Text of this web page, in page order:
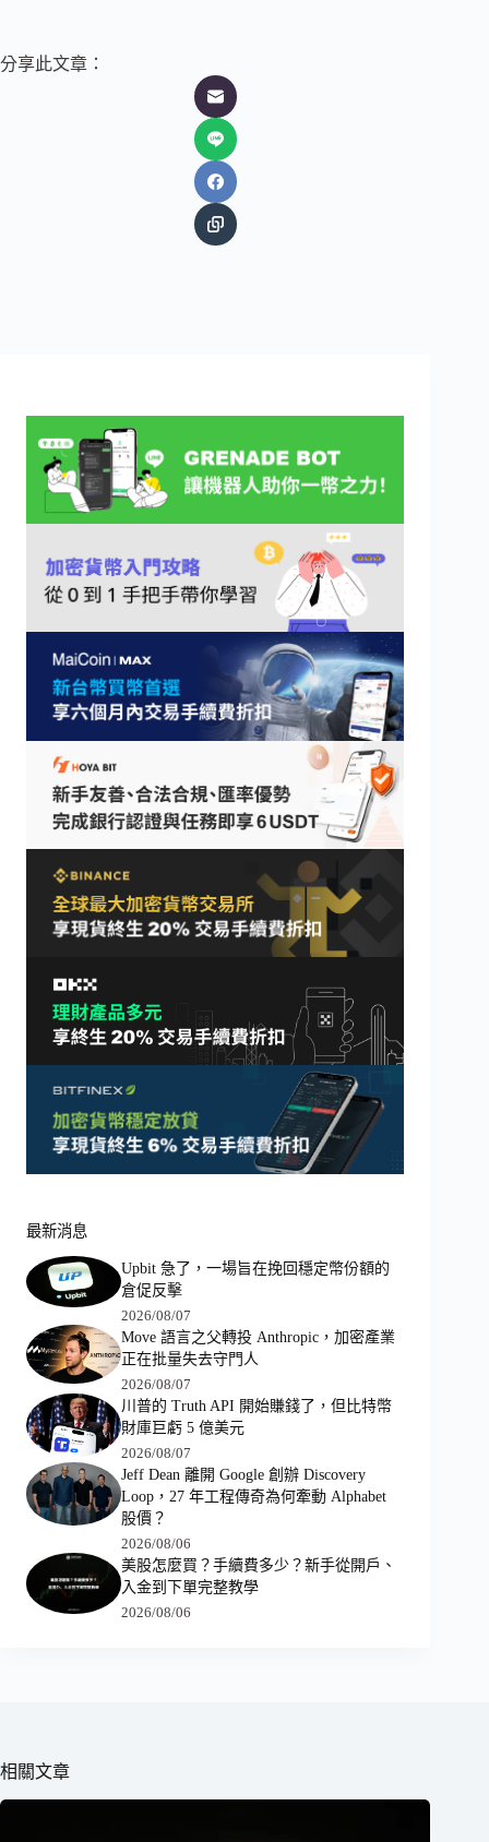
分享此文章：
最新消息
Upbit 急了，一場旨在挽回穩定幣份額的
倉促反擊
2026/08/07
Move 語言之父轉投 Anthropic，加密產業
正在批量失去守門人
2026/08/07
川普的 Truth API 開始賺錢了，但比特幣
財庫巨虧 5 億美元
2026/08/07
Jeff Dean 離開 Google 創辦 Discovery
Loop，27 年工程傳奇為何牽動 Alphabet
股價？
2026/08/06
美股怎麼買？手續費多少？新手從開戶、
入金到下單完整教學
2026/08/06
相關文章